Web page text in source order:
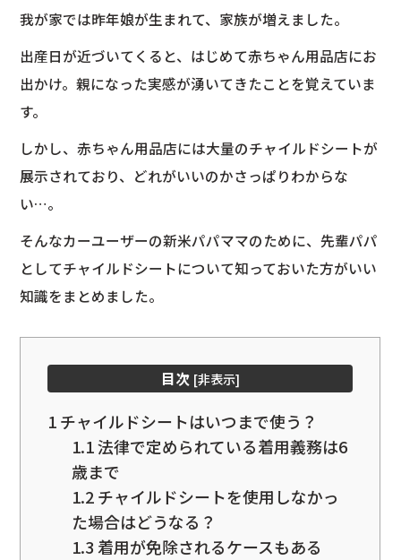
我が家では昨年娘が生まれて、家族が増えました。
出産日が近づいてくると、はじめて赤ちゃん用品店にお
出かけ。親になった実感が湧いてきたことを覚えていま
す。
しかし、赤ちゃん用品店には大量のチャイルドシートが
展示されており、どれがいいのかさっぱりわからな
い…。
そんなカーユーザーの新米パパママのために、先輩パパ
としてチャイルドシートについて知っておいた方がいい
知識をまとめました。
目次 [非表示]
1チャイルドシートはいつまで使う？
1.1法律で定められている着用義務は6
歳まで
1.2チャイルドシートを使用しなかっ
た場合はどうなる？
1.3着用が免除されるケースもある